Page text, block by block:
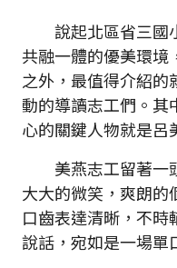
說起北區省三國
共融一體的優美環境
之外，最值得介紹的
動的導讀志工們。其
心的關鍵人物就是呂
美燕志工留著一
大大的微笑，爽朗的
口齒表達清晰，不時
說話，宛如是一場單